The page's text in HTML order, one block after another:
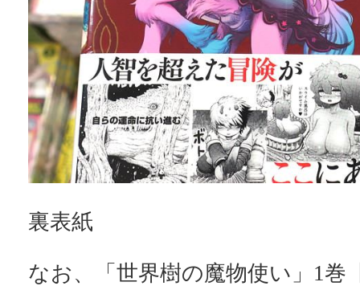
裏表紙
なお、「世界樹の魔物使い」1巻